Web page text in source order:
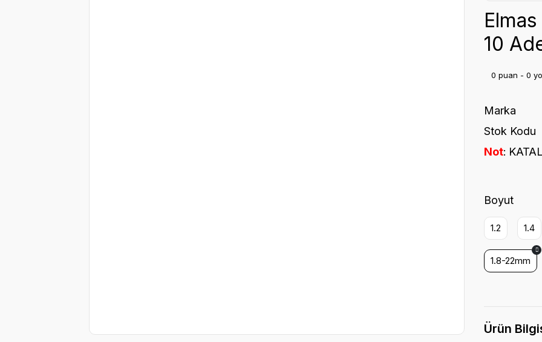
10
0 puan - 0
Marka
Stok Kodu
Not
Boyut
1.2 1.4
1.8-22mm
Ürün